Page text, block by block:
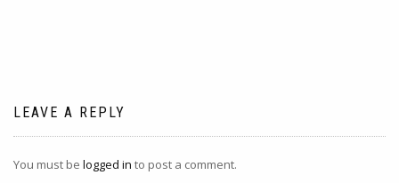
LEAVE A REPLY
You must be logged in to post a comment.